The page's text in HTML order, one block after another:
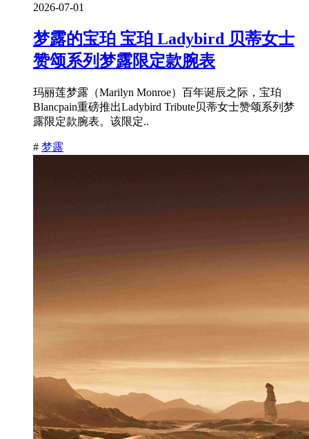
2026-07-01
梦露的宝珀 宝珀 Ladybird 贝蒂女士
赞颂系列梦露限定款腕表
玛丽莲梦露（Marilyn Monroe）百年诞辰之际，宝珀
Blancpain重磅推出Ladybird Tribute贝蒂女士赞颂系列梦
露限定款腕表。该限定..
# 梦露